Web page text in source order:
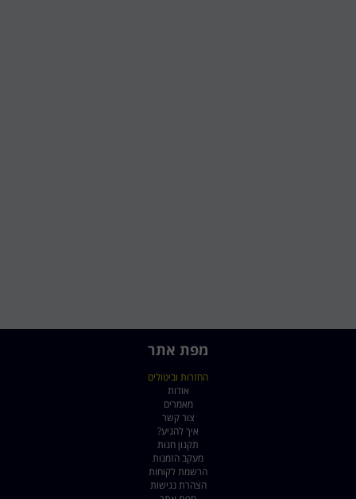
מפת אתר
החזרות וביטולים
אודות
מאמרים
צור קשר
איך להגיע?
תקנון חנות
מעקב הזמנות
הרשמת לקוחות
הצהרת נגישות